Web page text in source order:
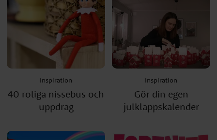
Inspiration
40 roliga nissebus och
uppdrag
Inspiration
Gör din egen
julklappskalender